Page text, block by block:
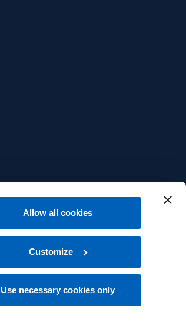
Allow all cookies
Customize
Use necessary cookies only